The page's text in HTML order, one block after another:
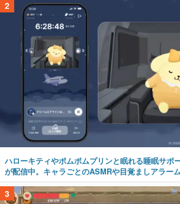
2
ハローキティやポムポムプリンと眠れる睡眠サポ
が配信中。キャラごとのASMRや目覚ましアラー
3